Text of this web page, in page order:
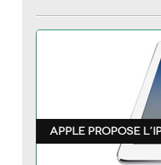
Apple propose